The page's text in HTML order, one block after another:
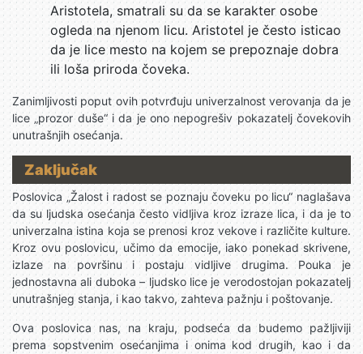
Aristotela, smatrali su da se karakter osobe
ogleda na njenom licu. Aristotel je često isticao
da je lice mesto na kojem se prepoznaje dobra
ili loša priroda čoveka.
Zanimljivosti poput ovih potvrđuju univerzalnost verovanja da je
lice „prozor duše“ i da je ono nepogrešiv pokazatelj čovekovih
unutrašnjih osećanja.
Zaključak
Poslovica „Žalost i radost se poznaju čoveku po licu“ naglašava
da su ljudska osećanja često vidljiva kroz izraze lica, i da je to
univerzalna istina koja se prenosi kroz vekove i različite kulture.
Kroz ovu poslovicu, učimo da emocije, iako ponekad skrivene,
izlaze na površinu i postaju vidljive drugima. Pouka je
jednostavna ali duboka – ljudsko lice je verodostojan pokazatelj
unutrašnjeg stanja, i kao takvo, zahteva pažnju i poštovanje.
Ova poslovica nas, na kraju, podseća da budemo pažljiviji
prema sopstvenim osećanjima i onima kod drugih, kao i da